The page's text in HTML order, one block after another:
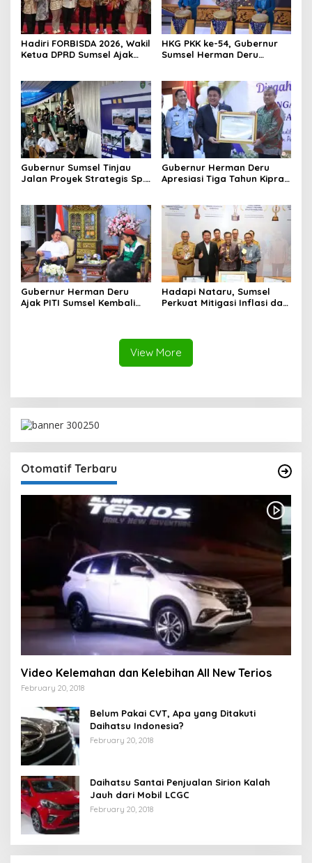
Hadiri FORBISDA 2026, Wakil
Ketua DPRD Sumsel Ajak
HKG PKK ke-54, Gubernur
Sumsel Herman Deru
Perempuan
Gubernur Sumsel Tinjau
Jalan Proyek Strategis Sp.
Gubernur Herman Deru
Apresiasi Tiga Tahun Kiprah
Negara
Gubernur Herman Deru
Ajak PITI Sumsel Kembali
Hadapi Nataru, Sumsel
Perkuat Mitigasi Inflasi dan
View More
Otomatif Terbaru
Video Kelemahan dan Kelebihan All New Terios
February 20, 2018
Belum Pakai CVT, Apa yang Ditakuti
Daihatsu Indonesia?
February 20, 2018
Daihatsu Santai Penjualan Sirion Kalah
Jauh dari Mobil LCGC
February 20, 2018
Yasin